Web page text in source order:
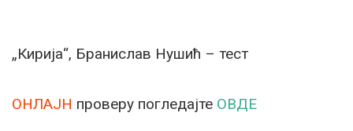
„Кирија“, Бранислав Нушић – тест
ОНЛАЈН проверу погледајте ОВДЕ